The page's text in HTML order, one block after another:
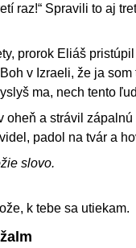
raz!“ Spravili to aj
prorok Eliáš
v Izraeli, že ja
ma, nech tento
oheň a strávil
padol na tvár a
slovo.
k tebe sa utiekam.